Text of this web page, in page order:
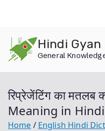
content
Hindi Gyan
General
रिप्रेजेंटिंग का
Meaning in Hindi
Home
English Hindi